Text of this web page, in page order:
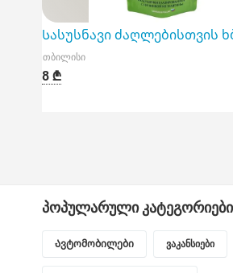
Სასუსნავი ძაღლებისთვის
თბილისი
8 ₾
პოპულარული კატეგორიები
Ავტომობილები ვაკანსიები